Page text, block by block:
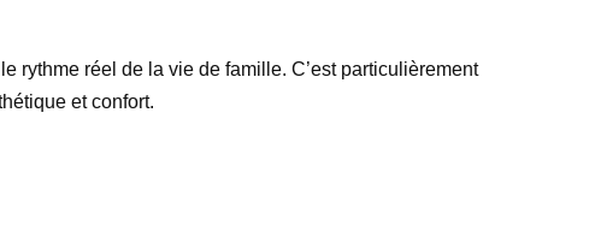
rythme réel de la vie de famille. C’est particulièrement
et confort.